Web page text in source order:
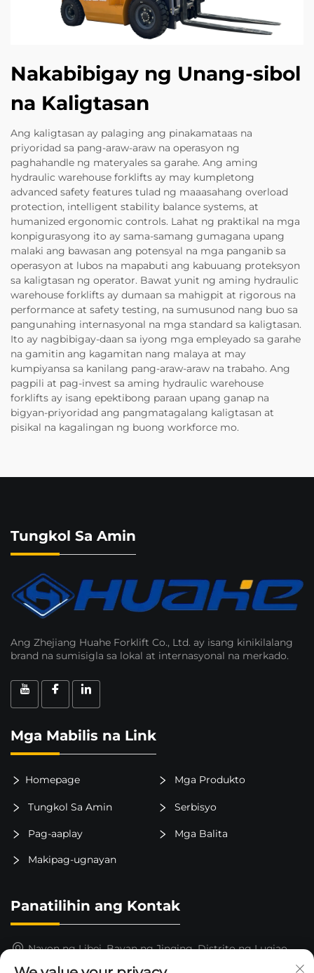
Nakabibigay ng Unang-sibol
na Kaligtasan
Ang kaligtasan ay palaging ang pinakamataas na
priyoridad sa pang-araw-araw na operasyon ng
paghahandle ng materyales sa garahe. Ang aming
hydraulic warehouse forklifts ay may kumpletong
advanced safety features tulad ng maaasahang overload
protection, intelligent stability balance systems, at
humanized ergonomic controls. Lahat ng praktikal na mga
konpigurasyong ito ay sama-samang gumagana upang
malaki ang bawasan ang potensyal na mga panganib sa
operasyon at lubos na mapabuti ang kabuuang proteksyon
sa kaligtasan ng operator. Bawat yunit ng aming hydraulic
warehouse forklifts ay dumaan sa mahigpit at rigorous na
performance at safety testing, na sumusunod nang buo sa
pangunahing internasyonal na mga standard sa kaligtasan.
Ito ay nagbibigay-daan sa iyong mga empleyado sa garahe
na gamitin ang kagamitan nang malaya at may
kumpiyansa sa kanilang pang-araw-araw na trabaho. Ang
pagpili at pag-invest sa aming hydraulic warehouse
forklifts ay isang epektibong paraan upang ganap na
bigyan-priyoridad ang pangmatagalang kaligtasan at
pisikal na kagalingan ng buong workforce mo.
Tungkol Sa Amin
Ang Zhejiang Huahe Forklift Co., Ltd. ay isang kinikilalang
brand na sumisigla sa lokal at internasyonal na merkado.
Mga Mabilis na Link
Homepage Mga Produkto
Tungkol Sa Amin Serbisyo
Pag-aaplay Mga Balita
Makipag-ugnayan
Panatilihin ang Kontak
Nayon ng Libei, Bayan ng Jinqing, Distrito ng Luqiao,